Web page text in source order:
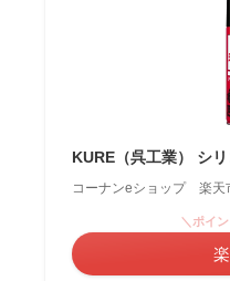
KURE（呉工業） シ
コーナンeショップ 楽天
＼ポイ